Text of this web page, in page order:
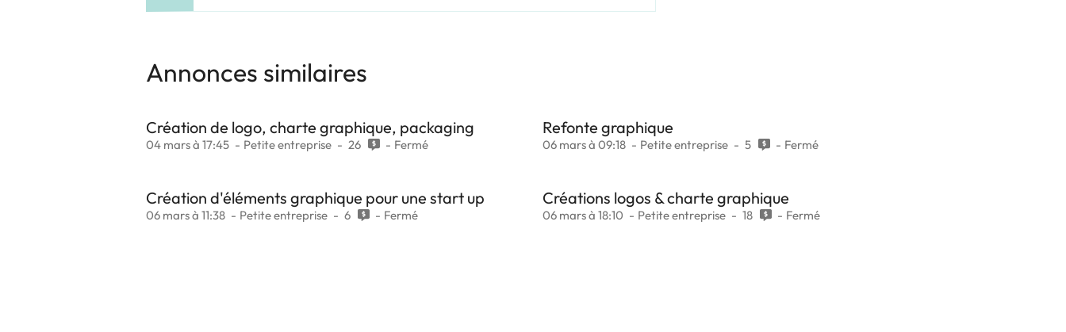
Annonces similaires
Création de logo, charte graphique, packaging
04 mars à 17:45 Petite entreprise 26 Fermé
Refonte graphique
06 mars à 09:18 Petite entreprise 5 Fermé
Création d'éléments graphique pour une start up
06 mars à 11:38 Petite entreprise 6 Fermé
Créations logos & charte graphique
06 mars à 18:10 Petite entreprise 18 Fermé